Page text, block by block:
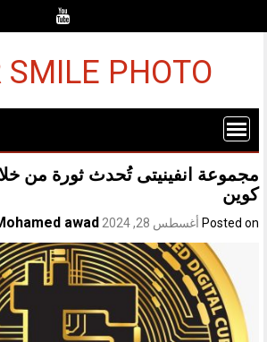
SMILE PHOTO
مجموعة انفينيتى تُحدث ثورة من
كوين
Posted on أغسطس 28, 2024 awad